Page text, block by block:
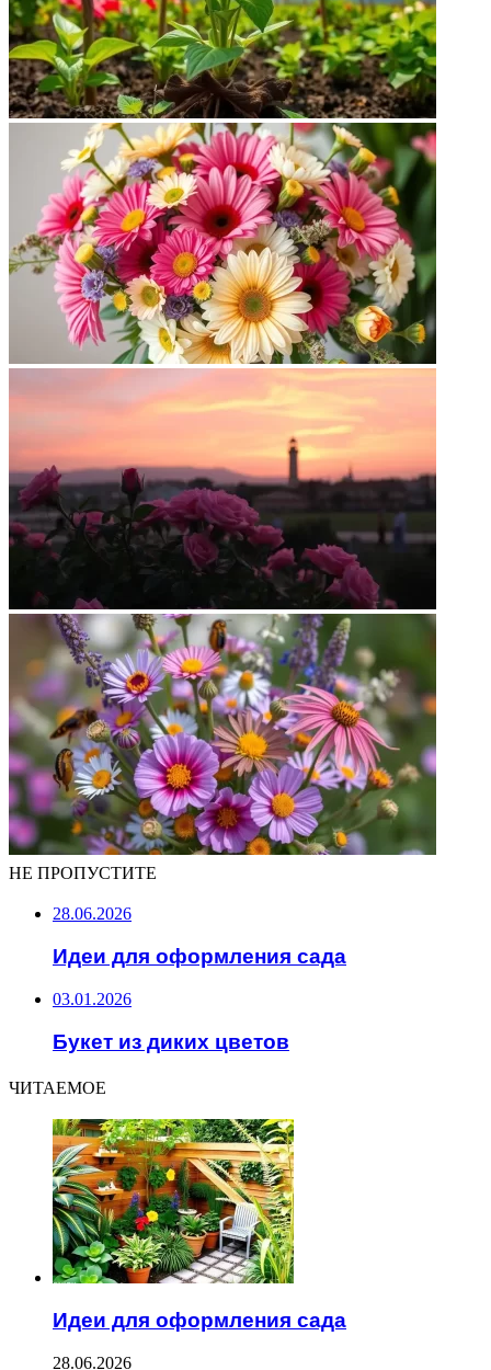
НЕ ПРОПУСТИТЕ
28.06.2026
Идеи для оформления сада
03.01.2026
Букет из диких цветов
ЧИТАЕМОЕ
Идеи для оформления сада
28.06.2026